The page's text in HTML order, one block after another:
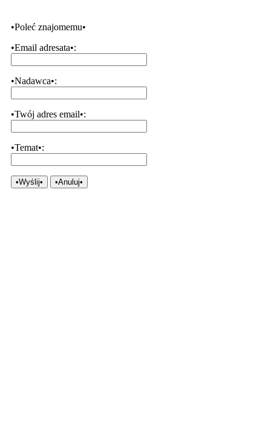
•Poleć znajomemu•
•Email adresata•:
•Nadawca•:
•Twój adres email•:
•Temat•:
•Wyślij• •Anuluj•